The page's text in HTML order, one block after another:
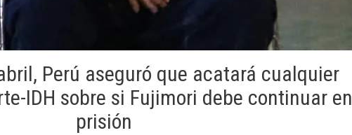
Perú aseguró que acatará cualquier
IDH sobre si Fujimori debe continuar en
prisión